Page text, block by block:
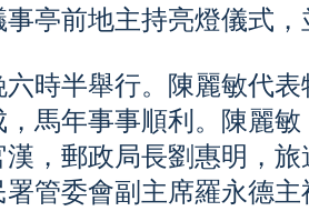
亭前地主持亮燈儀式
六時半舉行。陳麗敏代
，馬年事事順利。陳麗
，郵政局長劉惠明，
署管委會副主席羅永德